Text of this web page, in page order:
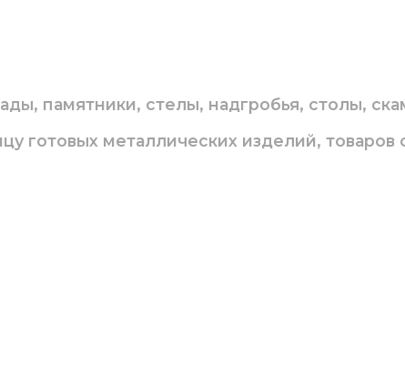
памятники, стелы, надгробья, столы,
готовых металлических изделий,